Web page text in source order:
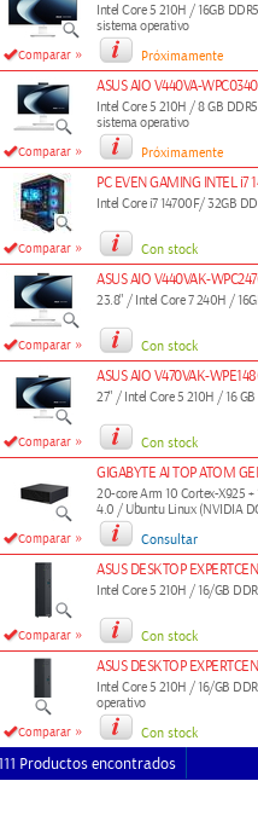
Comparar »
Intel Core 5 210H / 16GB
sistema operativo
Próximamente
Comparar »
ASUS AIO V440VA-WPC0340
Intel Core 5 210H / 8 GB
sistema operativo
Próximamente
Comparar »
PC EVEN GAMING INTEL
Intel Core i7 14700F/ 32GB
Con stock
Comparar »
ASUS AIO V440VAK-
23.8" / Intel Core 7 240H /
Con stock
Comparar »
ASUS AIO V470VAK-
27" / Intel Core 5 210H / 16
Con stock
Comparar »
GIGABYTE AI TOP ATOM
20-core Arm 10 Cortex-X925
4.0 / Ubuntu Linux (NVIDIA
Consultar
Comparar »
ASUS DESKTOP
Intel Core 5 210H / 16/GB
Con stock
Comparar »
ASUS DESKTOP
Intel Core 5 210H / 16/GB
operativo
Con stock
Productos encontrados